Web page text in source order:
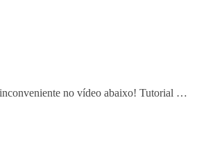
inconveniente no vídeo abaixo! Tutorial …